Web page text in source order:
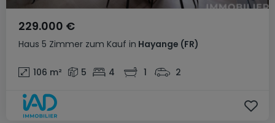
Haus 5 Zimmer zum Kauf in Hayange (FR)
229.000 €
106 m² 5 4 1 2